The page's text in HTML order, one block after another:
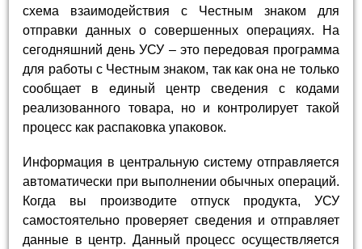
схема взаимодействия с Честным знаком для
отправки данных о совершенных операциях. На
сегодняшний день УСУ – это передовая программа
для работы с Честным знаком, так как она не только
сообщает в единый центр сведения с кодами
реализованного товара, но и контролирует такой
процесс как распаковка упаковок.
Информация в центральную систему отправляется
автоматически при выполнении обычных операций.
Когда вы производите отпуск продукта, УСУ
самостоятельно проверяет сведения и отправляет
данные в центр. Данный процесс осуществляется